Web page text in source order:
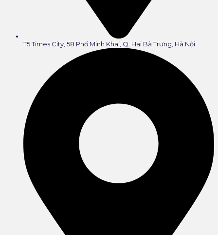
T5 Times City, 58 Phố Minh Khai, Q. Hai Bà Trưng, Hà Nội